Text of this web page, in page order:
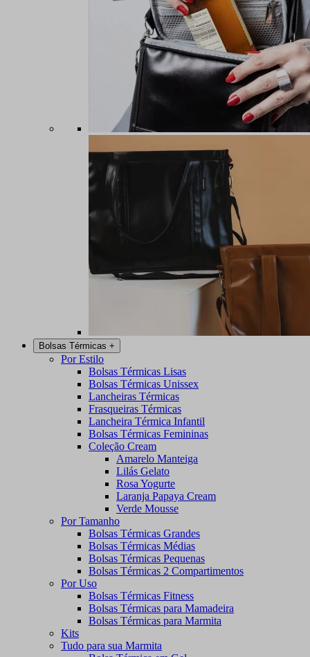
Bolsas Térmicas +
Por Estilo
Bolsas Térmicas Lisas
Bolsas Térmicas Unissex
Lancheiras Térmicas
Frasqueiras Térmicas
Lancheira Térmica Infantil
Bolsas Térmicas Femininas
Coleção Cream
Amarelo Manteiga
Lilás Gelato
Rosa Yogurte
Laranja Papaya Cream
Verde Mousse
Por Tamanho
Bolsas Térmicas Grandes
Bolsas Térmicas Médias
Bolsas Térmicas Pequenas
Bolsas Térmicas 2 Compartimentos
Por Uso
Bolsas Térmicas Fitness
Bolsas Térmicas para Mamadeira
Bolsas Térmicas para Marmita
Kits
Tudo para sua Marmita